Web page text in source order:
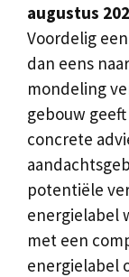
augustus
Voordelig
dan eens
mondeling
gebouw
concrete
potentiële
energielabel
met een
energielabel